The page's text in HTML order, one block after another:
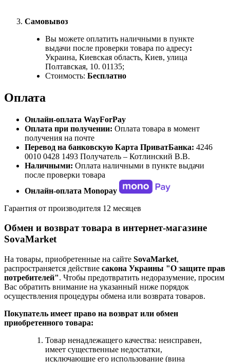
Самовывоз
Вы можете оплатить наличными в пункте
выдачи после проверки товара по адресу:
Украина, Киевская область, Киев, улица
Полтавская, 10. 01135;
Стоимость: Бесплатно
Оплата
Онлайн-оплата WayForPay
Оплата при получении: Оплата товара в момент
получения на почте
Перевод на банковскую Карта ПриватБанка: 4246
0010 0428 1493 Получатель – Котлинский В.В.
Наличными: Оплата наличными в пункте выдачи
после проверки товара
Онлайн-оплата Monopay
Гарантия от производителя 12 месяцев
Обмен и возврат товара в интернет-магазине
SovaMarket
На товары, приобретенные на сайте SovaMarket,
распространяется действие cакона Украины "О защите прав
потребителей". Чтобы предотвратить недоразумение, просим
Вас обратить внимание на указанный ниже порядок
осуществления процедуры обмена или возврата товаров.
Покупатель имеет право на возврат или обмен
приобретенного товара:
Товар ненадлежащего качества: неисправен,
имеет существенные недостатки,
исключающие его использование (вина